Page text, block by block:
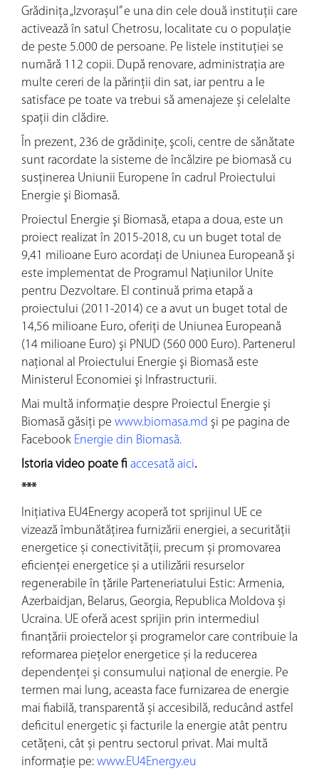
Grădinița „Izvorașul” e una din cele două instituții care
activează în satul Chetrosu, localitate cu o populație
de peste 5.000 de persoane. Pe listele instituției se
numără 112 copii. După renovare, administrația are
multe cereri de la părinții din sat, iar pentru a le
satisface pe toate va trebui să amenajeze și celelalte
spații din clădire.
În prezent, 236 de grădiniţe, şcoli, centre de sănătate
sunt racordate la sisteme de încălzire pe biomasă cu
susţinerea Uniunii Europene în cadrul Proiectului
Energie şi Biomasă.
Proiectul Energie şi Biomasă, etapa a doua, este un
proiect realizat în 2015-2018, cu un buget total de
9,41 milioane Euro acordaţi de Uniunea Europeană şi
este implementat de Programul Naţiunilor Unite
pentru Dezvoltare. El continuă prima etapă a
proiectului (2011-2014) ce a avut un buget total de
14,56 milioane Euro, oferiţi de Uniunea Europeană
(14 milioane Euro) şi PNUD (560 000 Euro). Partenerul
naţional al Proiectului Energie şi Biomasă este
Ministerul Economiei şi Infrastructurii.
Mai multă informaţie despre Proiectul Energie şi
Biomasă găsiţi pe www.biomasa.md şi pe pagina de
Facebook Energie din Biomasă.
Istoria video poate fi accesată aici.
***
Inițiativa EU4Energy acoperă tot sprijinul UE ce
vizează îmbunătățirea furnizării energiei, a securității
energetice și conectivității, precum și promovarea
eficienței energetice și a utilizării resurselor
regenerabile în țările Parteneriatului Estic: Armenia,
Azerbaidjan, Belarus, Georgia, Republica Moldova și
Ucraina. UE oferă acest sprijin prin intermediul
finanțării proiectelor și programelor care contribuie la
reformarea piețelor energetice și la reducerea
dependenței și consumului național de energie. Pe
termen mai lung, aceasta face furnizarea de energie
mai fiabilă, transparentă și accesibilă, reducând astfel
deficitul energetic și facturile la energie atât pentru
cetățeni, cât și pentru sectorul privat. Mai multă
informație pe: www.EU4Energy.eu